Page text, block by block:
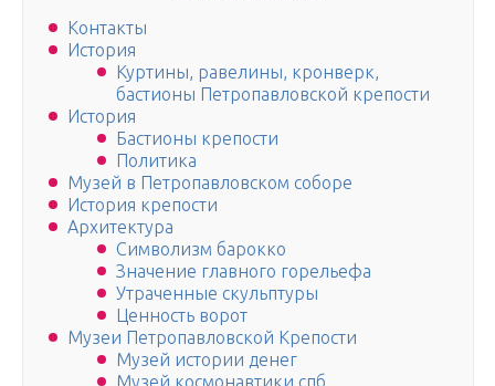
Контакты
История
Куртины, равелины, кронверк,
бастионы Петропавловской крепости
История
Бастионы крепости
Политика
Музей в Петропавловском соборе
История крепости
Архитектура
Символизм барокко
Значение главного горельефа
Утраченные скульптуры
Ценность ворот
Музеи Петропавловской Крепости
Музей истории денег
Музей космонавтики спб